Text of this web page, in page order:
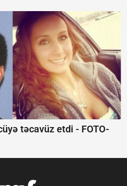
təcavüz etdi - FOTO-